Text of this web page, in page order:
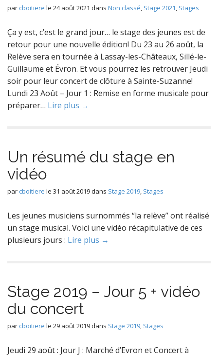
par cboitiere le 24 août 2021 dans Non classé, Stage 2021, Stages
Ça y est, c’est le grand jour… le stage des jeunes est de
retour pour une nouvelle édition! Du 23 au 26 août, la
Relève sera en tournée à Lassay-les-Châteaux, Sillé-le-
Guillaume et Évron. Et vous pourrez les retrouver Jeudi
soir pour leur concert de clôture à Sainte-Suzanne!
Lundi 23 Août – Jour 1 : Remise en forme musicale pour
préparer… Lire plus →
Un résumé du stage en
vidéo
par cboitiere le 31 août 2019dans Stage 2019, Stages
Les jeunes musiciens surnommés “la relève” ont réalisé
un stage musical. Voici une vidéo récapitulative de ces
plusieurs jours : Lire plus →
Stage 2019 – Jour 5 + vidéo
du concert
par cboitiere le 29 août 2019dans Stage 2019, Stages
Jeudi 29 août : Jour J : Marché d’Evron et Concert à